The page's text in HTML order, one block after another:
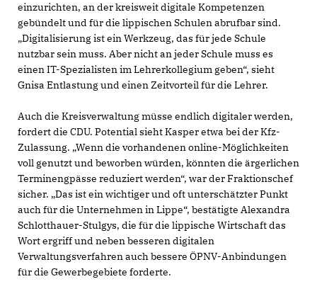
einzurichten, an der kreisweit digitale Kompetenzen
gebündelt und für die lippischen Schulen abrufbar sind.
Digitalisierung ist ein Werkzeug, das für jede Schule
nutzbar sein muss. Aber nicht an jeder Schule muss es
einen IT-Spezialisten im Lehrerkollegium geben“, sieht
Gnisa Entlastung und einen Zeitvorteil für die Lehrer.
Auch die Kreisverwaltung müsse endlich digitaler werden,
fordert die CDU. Potential sieht Kasper etwa bei der Kfz-
Zulassung. „Wenn die vorhandenen online-Möglichkeiten
voll genutzt und beworben würden, könnten die ärgerlichen
Terminengpässe reduziert werden“, war der Fraktionschef
sicher. „Das ist ein wichtiger und oft unterschätzter Punkt
auch für die Unternehmen in Lippe“, bestätigte Alexandra
Schlotthauer-Stulgys, die für die lippische Wirtschaft das
Wort ergriff und neben besseren digitalen
Verwaltungsverfahren auch bessere ÖPNV-Anbindungen
für die Gewerbegebiete forderte.